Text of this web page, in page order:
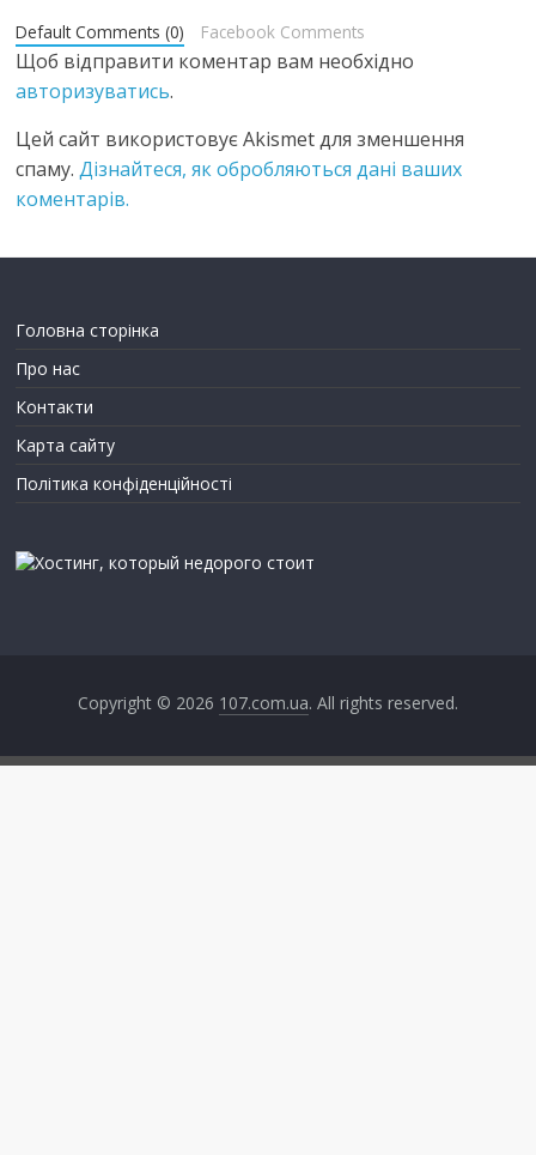
Default Comments (0) Facebook Comments
Щоб відправити коментар вам необхідно
авторизуватись.
Цей сайт використовує Akismet для зменшення
спаму.Дізнайтеся, як обробляються дані ваших
коментарів.
Головна сторінка
Про нас
Контакти
Карта сайту
Політика конфіденційності
Copyright © 2026 107.com.ua. All rights reserved.